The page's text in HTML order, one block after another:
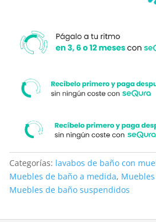
Categorías: lavabos de baño con
Muebles de baño a medida,
Muebles de baño suspendidos